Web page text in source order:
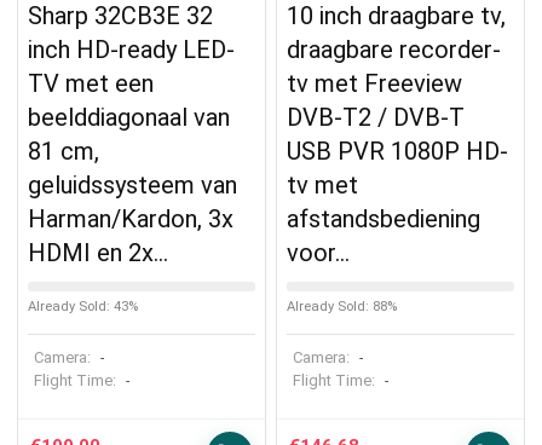
Sharp 32CB3E 32
inch HD-ready LED-
TV met een
beelddiagonaal van
81 cm,
geluidssysteem van
Harman/Kardon, 3x
HDMI en 2x…
Already Sold: 43%
Camera: -
Flight Time: -
10 inch draagbare tv,
draagbare recorder-
tv met Freeview
DVB-T2 / DVB-T
USB PVR 1080P HD-
tv met
afstandsbediening
voor…
Already Sold: 88%
Camera: -
Flight Time: -